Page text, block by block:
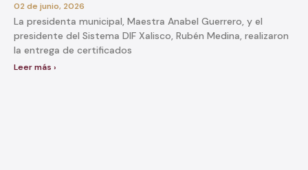
02 de junio, 2026
La presidenta municipal, Maestra Anabel Guerrero, y el
presidente del Sistema DIF Xalisco, Rubén Medina, realizaron
la entrega de certificados
Leer más ›